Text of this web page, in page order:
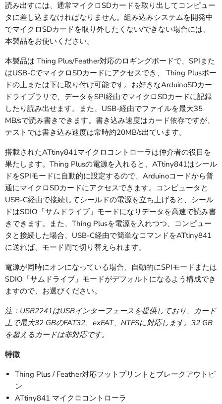
読み出すには、通常マイクロSDカードを取り出してコンピュー
タに差し込まなければなりません。組み込みシステムを開発中
でマイクロSDカードを取り外したくない/できない場合には、
本製品をお使いください。
本製品は Thing Plus/Feather対応のロギングボードで、SPIまた
はUSB-CでマイクロSDカードにアクセスでき、 Thing Plusボー
ドの上または下に取り付け可能です。お好きなArduinoSDカー
ドライブラリで、データをSPI経由でマイクロSDカードに記録
したり読み出せます。また、USB-経由でファイルを最大35
MB/sで読み書きできます。書き込み速度はカード依存ですが、
テストでは書き込み速度は常時約20MB/s出ています。
搭載されたATtiny841マイクロコントローラは仲介者の役目を
果たします。Thing Plusの電源を入れると、ATtiny841はシール
ドをSPIモードに自動的に設定するので、Arduinoコードから普
通にマイクロSDカードにアクセスできます。コンピュータと
USB-C経由で接続してシールドの電源を立ち上げると、シール
ドはSDIO「サムドライブ」モードになりデータを高速で読み書
きできます。また、Thing Plusを電源を入れつつ、コンピュー
タと接続した場合、USB-C経由で簡単なコマンドをATtiny841
に送れば、モード間で切り替えられます。
電源が同時にオンになっている場合、自動的にSPIモードまたは
SDIO「サムドライブ」モードがデフォルトになるよう構成でき
ますので、お選びください。
注：USB2241はUSBインターフェースを提供しており、カード
上で最大32 GBのFAT32、exFAT、NTFSに対応します。32 GB
を超えるカードは非対応です。
特徴
Thing Plus / Feather対応フットプリントとブレークアウトピ
ン
ATtiny841 マイクロコントローラ